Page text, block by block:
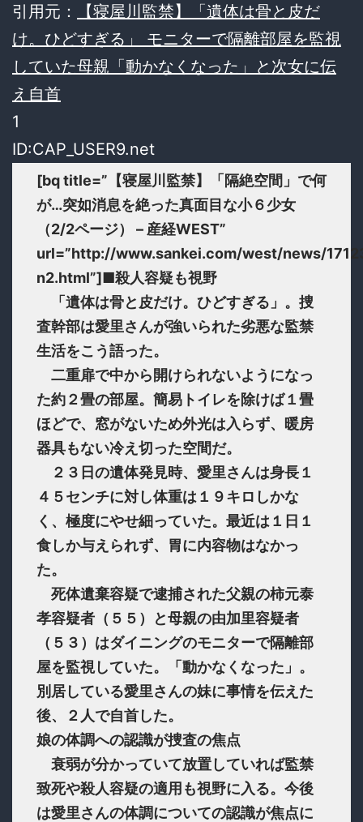
引用元：
【寝屋川監禁】「遺体は骨と皮だ
け。ひどすぎる」 モニターで隔離部屋を監視
していた母親「動かなくなった」と次女に伝
え自首
1
ID:CAP_USER9.net
[bq title=”【寝屋川監禁】「隔絶空間」で何
が…突如消息を絶った真面目な小６少女
（2/2ページ） – 産経WEST”
url=”http://www.sankei.com/west/news/
n2.html”]■殺人容疑も視野
「遺体は骨と皮だけ。ひどすぎる」。捜
査幹部は愛里さんが強いられた劣悪な監禁
生活をこう語った。
二重扉で中から開けられないようになっ
た約２畳の部屋。簡易トイレを除けば１畳
ほどで、窓がないため外光は入らず、暖房
器具もない冷え切った空間だ。
２３日の遺体発見時、愛里さんは身長１
４５センチに対し体重は１９キロしかな
く、極度にやせ細っていた。最近は１日１
食しか与えられず、胃に内容物はなかっ
た。
死体遺棄容疑で逮捕された父親の柿元泰
孝容疑者（５５）と母親の由加里容疑者
（５３）はダイニングのモニターで隔離部
屋を監視していた。「動かなくなった」。
別居している愛里さんの妹に事情を伝えた
後、２人で自首した。
娘の体調への認識が捜査の焦点
衰弱が分かっていて放置していれば監禁
致死や殺人容疑の適用も視野に入る。今後
は愛里さんの体調についての認識が焦点に